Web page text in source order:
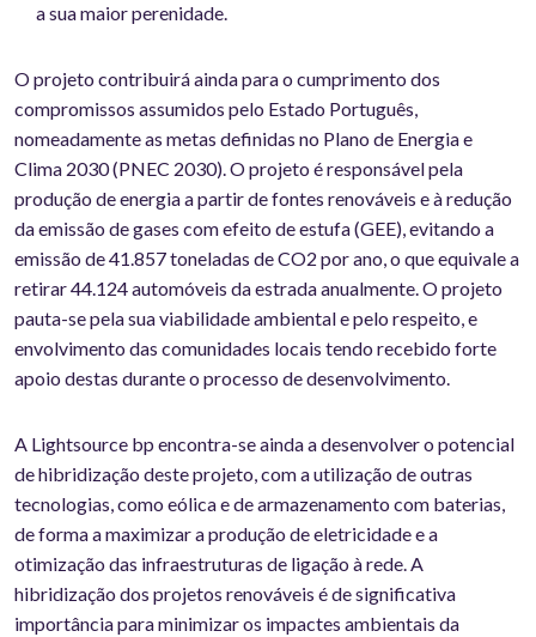
a sua maior perenidade.
O projeto contribuirá ainda para o cumprimento dos
compromissos assumidos pelo Estado Português,
nomeadamente as metas definidas no Plano de Energia e
Clima 2030 (PNEC 2030). O projeto é responsável pela
produção de energia a partir de fontes renováveis e à redução
da emissão de gases com efeito de estufa (GEE), evitando a
emissão de 41.857 toneladas de CO2 por ano, o que equivale a
retirar 44.124 automóveis da estrada anualmente. O projeto
pauta-se pela sua viabilidade ambiental e pelo respeito, e
envolvimento das comunidades locais tendo recebido forte
apoio destas durante o processo de desenvolvimento.
A Lightsource bp encontra-se ainda a desenvolver o potencial
de hibridização deste projeto, com a utilização de outras
tecnologias, como eólica e de armazenamento com baterias,
de forma a maximizar a produção de eletricidade e a
otimização das infraestruturas de ligação à rede. A
hibridização dos projetos renováveis é de significativa
importância para minimizar os impactes ambientais da